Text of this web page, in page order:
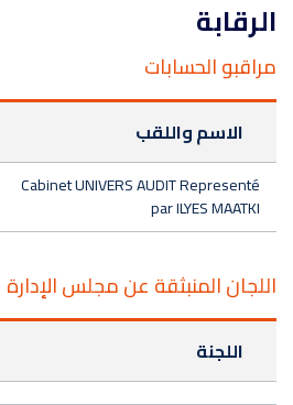
الرقابة
مراقبو الحسابات
الاسم واللقب
Cabinet UNIVERS AUDIT Representé
par ILYES MAATKI
اللجان المنبثقة عن مجلس الإدارة
اللجنة